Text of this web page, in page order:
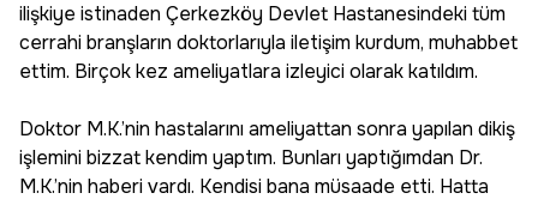
ilişkiye istinaden Çerkezköy Devlet Hastanesindeki tüm
cerrahi branşların doktorlarıyla iletişim kurdum, muhabbet
ettim. Birçok kez ameliyatlara izleyici olarak katıldım.
Doktor M.K.’nin hastalarını ameliyattan sonra yapılan dikiş
işlemini bizzat kendim yaptım. Bunları yaptığımdan Dr.
M.K.’nin haberi vardı. Kendisi bana müsaade etti. Hatta